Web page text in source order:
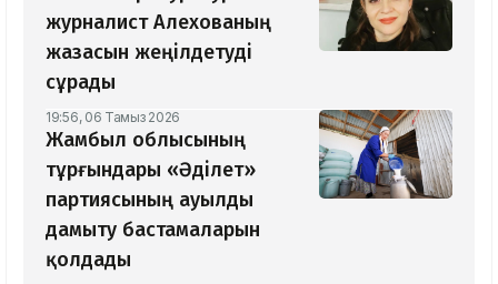
журналист Алехованың
жазасын жеңілдетуді
сұрады
19:56, 06 Тамыз 2026
Жамбыл облысының
тұрғындары «Әділет»
партиясының ауылды
дамыту бастамаларын
қолдады